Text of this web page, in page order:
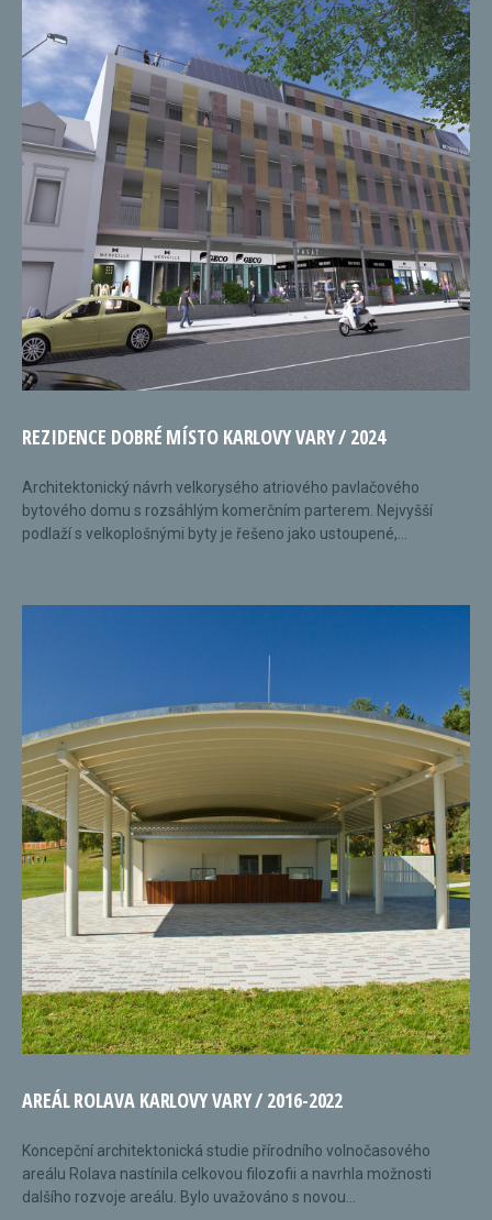
REZIDENCE DOBRÉ MÍSTO KARLOVY VARY / 2024
Architektonický návrh velkorysého atriového pavlačového
bytového domu s rozsáhlým komerčním parterem. Nejvyšší
podlaží s velkoplošnými byty je řešeno jako ustoupené,...
AREÁL ROLAVA KARLOVY VARY / 2016-2022
Koncepční architektonická studie přírodního volnočasového
areálu Rolava nastínila celkovou filozofii a navrhla možnosti
dalšího rozvoje areálu. Bylo uvažováno s novou...